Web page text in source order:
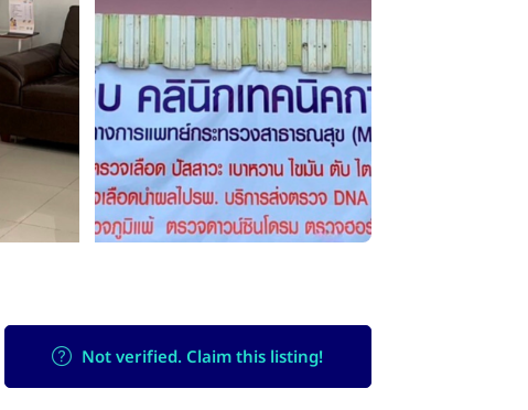
Not verified. Claim this listing!